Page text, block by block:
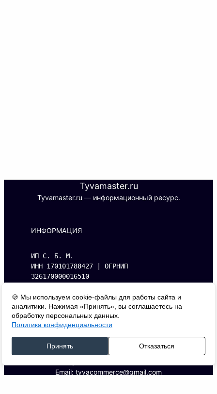
Tyvamaster.ru
Tyvamaster.ru — информационный ресурс.
🍪 Мы используем cookie-файлы для работы сайта и
аналитики. Нажимая «Принять», вы соглашаетесь на
обработку персональных данных.
Политика конфиденциальности
Принять Отказаться
ИНФОРМАЦИЯ
ИП С. Б. М.
ИНН 170101788427 | ОГРНИП
326170000016510
д.14, кв. 1.
КОНТАКТЫ
Email: tyvacommerce@gmail.com